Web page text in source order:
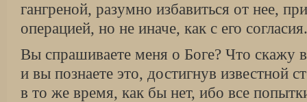
гангреной, разумно избавиться от нее,
операцией, но не иначе, как с его согласия.
Вы спрашиваете меня о Боге? Что скажу
и вы познаете это, достигнув известной
в то же время, как бы нет, ибо все